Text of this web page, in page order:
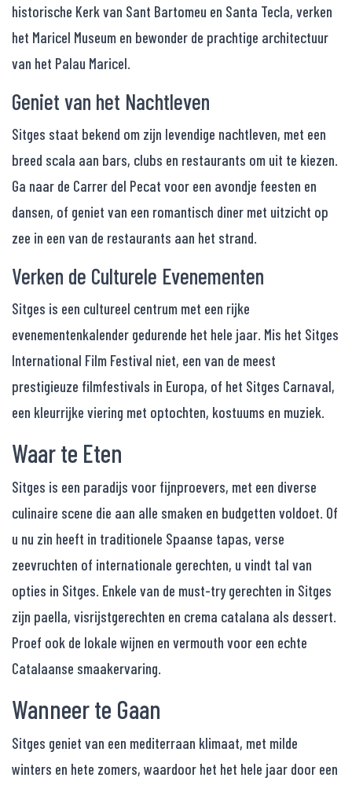
historische Kerk van Sant Bartomeu en Santa Tecla, verken
het Maricel Museum en bewonder de prachtige architectuur
van het Palau Maricel.
Geniet van het Nachtleven
Sitges staat bekend om zijn levendige nachtleven, met een
breed scala aan bars, clubs en restaurants om uit te kiezen.
Ga naar de Carrer del Pecat voor een avondje feesten en
dansen, of geniet van een romantisch diner met uitzicht op
zee in een van de restaurants aan het strand.
Verken de Culturele Evenementen
Sitges is een cultureel centrum met een rijke
evenementenkalender gedurende het hele jaar. Mis het Sitges
International Film Festival niet, een van de meest
prestigieuze filmfestivals in Europa, of het Sitges Carnaval,
een kleurrijke viering met optochten, kostuums en muziek.
Waar te Eten
Sitges is een paradijs voor fijnproevers, met een diverse
culinaire scene die aan alle smaken en budgetten voldoet. Of
u nu zin heeft in traditionele Spaanse tapas, verse
zeevruchten of internationale gerechten, u vindt tal van
opties in Sitges. Enkele van de must-try gerechten in Sitges
zijn paella, visrijstgerechten en crema catalana als dessert.
Proef ook de lokale wijnen en vermouth voor een echte
Catalaanse smaakervaring.
Wanneer te Gaan
Sitges geniet van een mediterraan klimaat, met milde
winters en hete zomers, waardoor het het hele jaar door een